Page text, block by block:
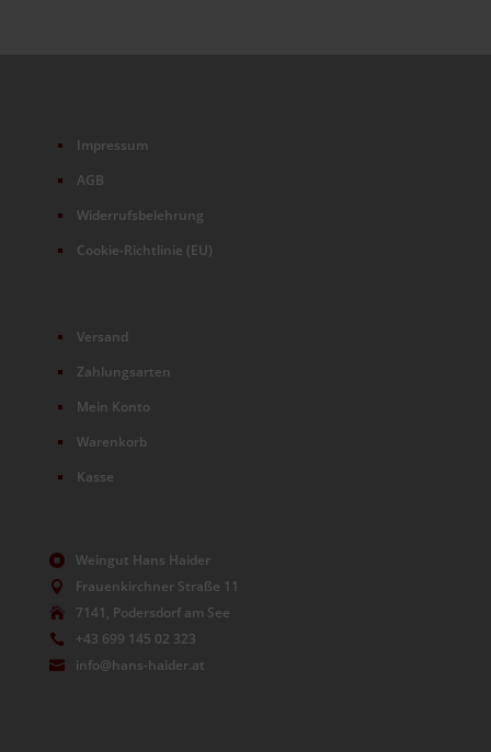
Impressum
AGB
Widerrufsbelehrung
Cookie-Richtlinie (EU)
Versand
Zahlungsarten
Mein Konto
Warenkorb
Kasse
 Weingut Hans Haider
 Frauenkirchner Straße 11
 7141, Podersdorf am See
 +43 699 145 02 323
 info@hans-haider.at